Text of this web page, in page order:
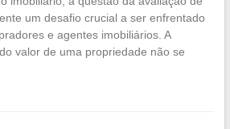
um desafio crucial a ser enfrentado
e agentes imobiliários. A
valor de uma propriedade não se